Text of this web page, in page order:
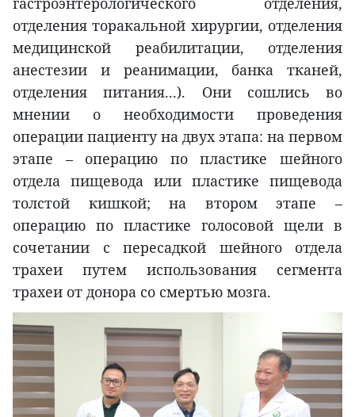
отделения торакальной хирургии, отделения
медицинской реабилитации, отделения
анестезии и реанимации, банка тканей,
отделения питания...). Они сошлись во
мнении о необходимости проведения
операции пациенту на двух этапа: на первом
этапе – операцию по пластике шейного
отдела пищевода или пластике пищевода
толстой кишкой; на втором этапе –
операцию по пластике голосовой щели в
сочетании с пересадкой шейного отдела
трахеи путем использования сегмента
трахеи от донора со смертью мозга.